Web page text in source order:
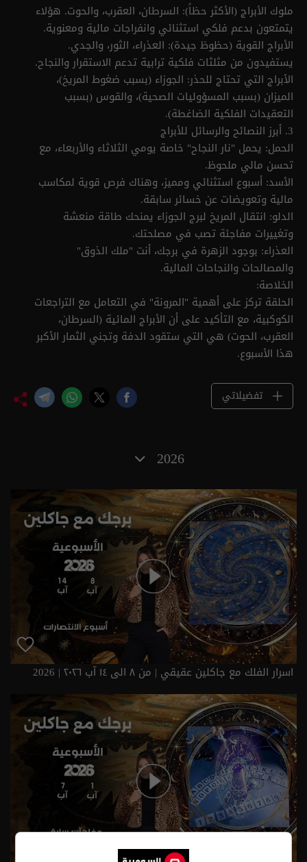
ملوك الأبراج (الأكثر حظاً): السرطان، العقرب، والحوت. هؤلاء
يتمتعون بدعم فلكي استثنائي وانفراجات مالية ومعنوية.
الأبراج القوية (حظوظ جيدة): العذراء، الثور، والجدي.
يستفيدون من مثلثات فلكية ترابية تدعم الاستقرار والنجاح.
الأبراج التي تحتاج للحذر: الجوزاء (بسبب ضغوط المريخ)،
الميزان (بسبب المسؤوليات الصحية)، والقوس (بسبب
التعقيدات الفلكية الضاغطة).
3. أبرز النصائح والرسائل للأبراج
الحمل: يحمل "نار النجاح" خاصة يومي الثلاثاء والأربعاء، مع
تحسن مالي ملحوظ.
الأسد: أسبوع استثنائي ومميز، وهناك فرص قوية لمكاسب
مالية وتعويضات عن خسائر سابقة.
الدلو: انتقال المريخ لبرج الجوزاء يمنحك طاقة منعشة
وتغييرات مفاجئة تصب في مصلحتك.
العذراء: بوجود الزهرة في برجك، أنت "ملك الذوق"
والمصالحات والنجاحات المالية.
الخلاصة:
الحلقة تركز على أهمية "المرونة" في التعامل مع التراجعات
الكوكبية، مع التأكيد على أن الأبراج المائية (السرطان،
العقرب، الحوت) هي التي ستقود الدفة وتجني الثمار الأكبر
هذا الأسبوع.
تفضيلاتي
2026
اسرار الفلك مع جاكلين عقيقي | من ٨ الى ١٤ آب ٢٠٢٦ | 2026